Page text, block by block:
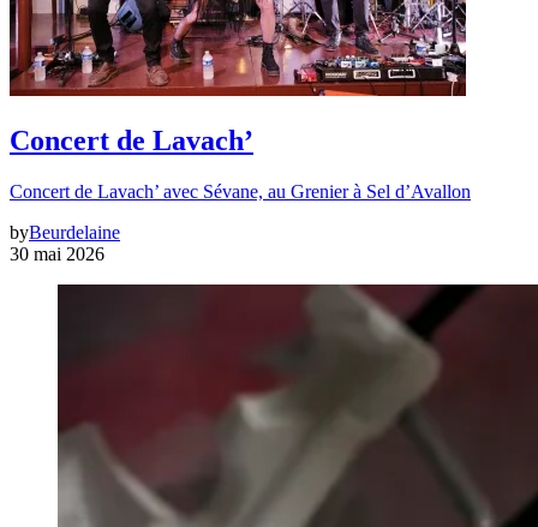
Concert de Lavach’
Concert de Lavach’ avec Sévane, au Grenier à Sel d’Avallon
byBeurdelaine
30 mai 2026